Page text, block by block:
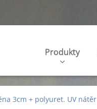
Produkty
3cm + polyuret. UV nátěr